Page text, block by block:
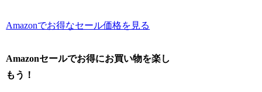
Amazonでお得なセール価格を見る
Amazonセールでお得にお買い物を楽し
もう！